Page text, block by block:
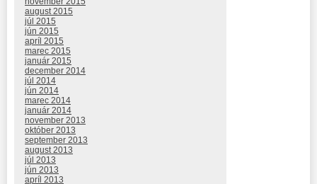
august 2015
júl 2015
jún 2015
apríl 2015
marec 2015
január 2015
december 2014
júl 2014
jún 2014
marec 2014
január 2014
november 2013
október 2013
september 2013
august 2013
júl 2013
jún 2013
apríl 2013